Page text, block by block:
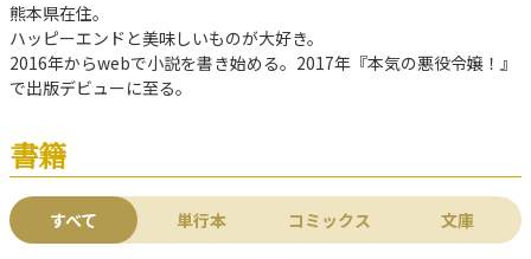
熊本県在住。
ハッピーエンドと美味しいものが大好き。
2016年からwebで小説を書き始める。2017年『本気の悪役令嬢！』
で出版デビューに至る。
書籍
すべて 単行本 コミックス 文庫